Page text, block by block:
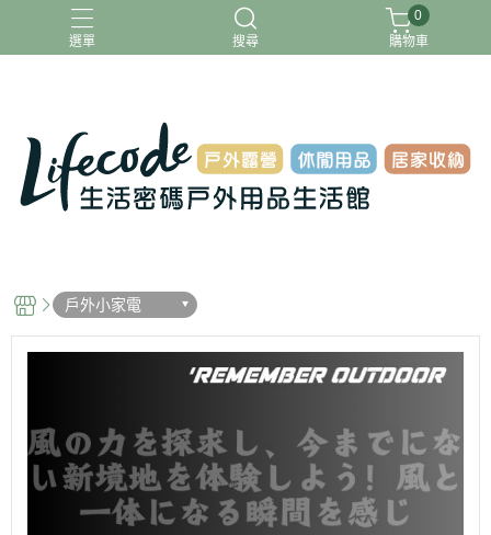
選單 搜尋
ADAMOUTDOOR G-PLUS INTEX
MOVELIFE
樂活不露
0
購物車
戶外小家電